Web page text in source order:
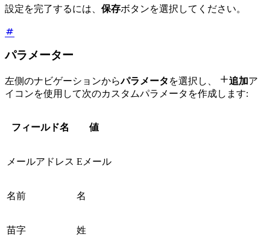
設定を完了するには、 保存ボタンを選択してください。
パラメーター
左側のナビゲーションからパラメータ を選択し、 追加ア
イコンを使用して次のカスタムパラメータを作成します:
フィールド名 値
メールアドレス Eメール
名前 名
苗字 姓